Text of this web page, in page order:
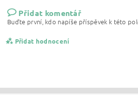
Přidat komentář
Buďte první, kdo napíše příspěvek k této
Přidat hodnocení